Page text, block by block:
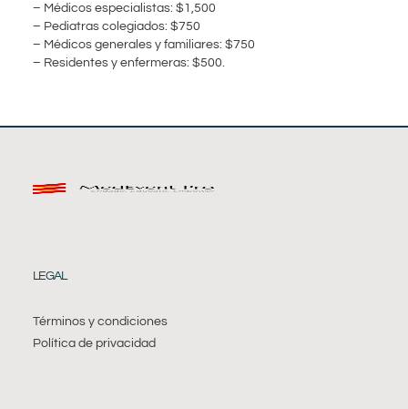
– Médicos especialistas: $1,500
– Pediatras colegiados: $750
– Médicos generales y familiares: $750
– Residentes y enfermeras: $500.
LEGAL
Términos y condiciones
Política de privacidad